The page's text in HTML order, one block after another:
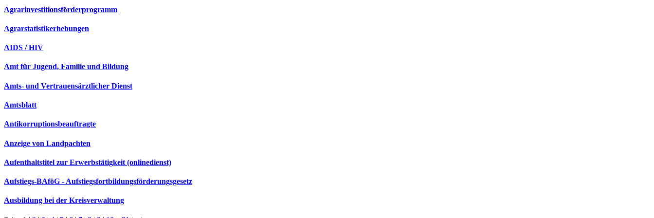
Agrarinvestitionsförderprogramm
Agrarstatistikerhebungen
AIDS / HIV
Amt für Jugend, Familie und Bildung
Amts- und Vertrauensärztlicher Dienst
Amtsblatt
Antikorruptionsbeauftragte
Anzeige von Landpachten
Aufenthaltstitel zur Erwerbstätigkeit (onlinedienst)
Aufstiegs-BAföG - Aufstiegsfortbildungsförderungsgesetz
Ausbildung bei der Kreisverwaltung